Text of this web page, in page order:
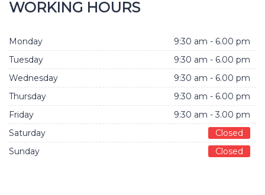
WORKING HOURS
Monday
9:30 am - 6.00 pm
Tuesday
9:30 am - 6.00 pm
Wednesday
9:30 am - 6.00 pm
Thursday
9:30 am - 6.00 pm
Friday
9:30 am - 3.00 pm
Saturday
Closed
Sunday
Closed